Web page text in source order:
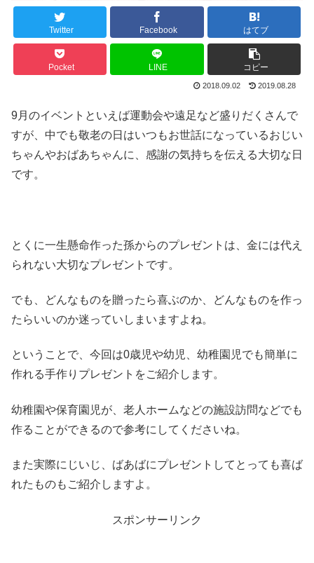
Twitter Facebook はてブ
Pocket LINE コピー
2018.09.02 2019.08.28
9月のイベントといえば運動会や遠足など盛りだくさんで
すが、中でも敬老の日はいつもお世話になっているおじい
ちゃんやおばあちゃんに、感謝の気持ちを伝える大切な日
です。
とくに一生懸命作った孫からのプレゼントは、金には代え
られない大切なプレゼントです。
でも、どんなものを贈ったら喜ぶのか、どんなものを作っ
たらいいのか迷っていしまいますよね。
ということで、今回は0歳児や幼児、幼稚園児でも簡単に
作れる手作りプレゼントをご紹介します。
幼稚園や保育園児が、老人ホームなどの施設訪問などでも
作ることができるので参考にしてくださいね。
また実際にじいじ、ばあばにプレゼントしてとっても喜ば
れたものもご紹介しますよ。
スポンサーリンク